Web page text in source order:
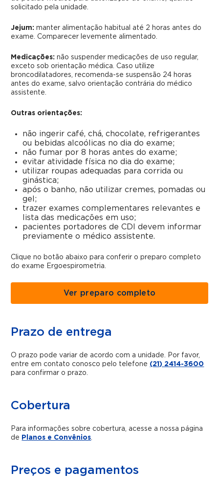
solicitado pela unidade.
Jejum: manter alimentação habitual até 2 horas antes do
exame. Comparecer levemente alimentado.
Medicações: não suspender medicações de uso regular,
exceto sob orientação médica. Caso utilize
broncodilatadores, recomenda-se suspensão 24 horas
antes do exame, salvo orientação contrária do médico
assistente.
Outras orientações:
não ingerir café, chá, chocolate, refrigerantes
ou bebidas alcoólicas no dia do exame;
não fumar por 8 horas antes do exame;
evitar atividade física no dia do exame;
utilizar roupas adequadas para corrida ou
ginástica;
após o banho, não utilizar cremes, pomadas ou
gel;
trazer exames complementares relevantes e
lista das medicações em uso;
pacientes portadores de CDI devem informar
previamente o médico assistente.
Clique no botão abaixo para conferir o preparo completo
do exame Ergoespirometria.
Ver preparo completo
Prazo de entrega
O prazo pode variar de acordo com a unidade. Por favor,
entre em contato conosco pelo telefone (21) 2414-3600
para confirmar o prazo.
Cobertura
Para informações sobre cobertura, acesse a nossa página
de Planos e Convênios.
Preços e pagamentos